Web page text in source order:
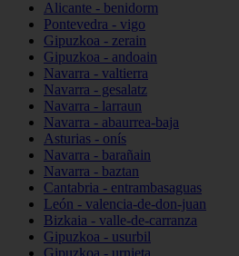
Alicante - benidorm
Pontevedra - vigo
Gipuzkoa - zerain
Gipuzkoa - andoain
Navarra - valtierra
Navarra - gesalatz
Navarra - larraun
Navarra - abaurrea-baja
Asturias - onís
Navarra - barañain
Navarra - baztan
Cantabria - entrambasaguas
León - valencia-de-don-juan
Bizkaia - valle-de-carranza
Gipuzkoa - usurbil
Gipuzkoa - urnieta